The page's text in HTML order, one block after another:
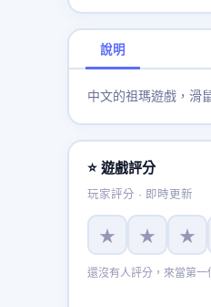
說明
中文的祖瑪遊戲，滑
⭐ 遊戲評分
玩家評分 · 即時更新
★ ★ ★
還沒有人評分，來當第一